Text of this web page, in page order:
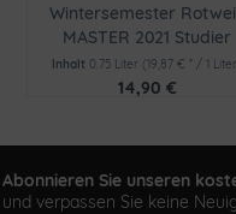
Wintersemester
MASTER 2021 Studier
Inhalt 0.75 Liter (19,87 € * / 1
14,90 €
Abonnieren Sie unseren
und verpassen Sie keine